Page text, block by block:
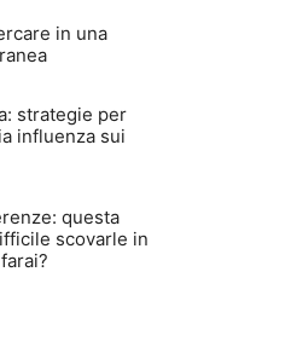
in una
strategie per
influenza sui
questa
scovarle in